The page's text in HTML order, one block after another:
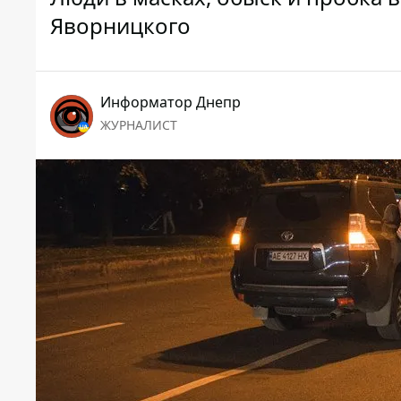
Яворницкого
Информатор Днепр
ЖУРНАЛИСТ